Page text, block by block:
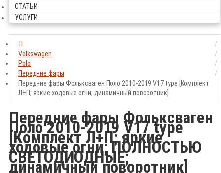
СТАТЬИ
УСЛУГИ
Volkswagen
Polo
Передние фары
Передние фары Фольксваген Поло 2010-2019 V17 type [Комплект
Л+П; яркие ходовые огни; динамичный поворотник]
Передние фары Фольксваген
Поло 2010-2019 V17 type
[Комплект Л+П; яркие
ходовые огни; ПОЛНОСТЬЮ
СВЕТОДИОДНЫЕ;
динамичный поворотник]